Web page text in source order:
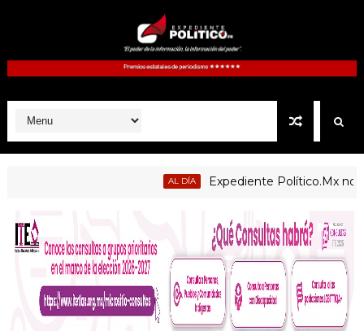
Expediente Político.Mx no 1126